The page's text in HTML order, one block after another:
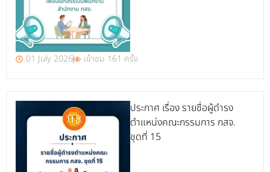
01 July 2026 เข้าชม 161 ครั้ง
ประกาศ เรื่อง รายชื่อผู้ดำรง
ตำแหน่งคณะกรรมการ กสจ.
ชุดที่ 15